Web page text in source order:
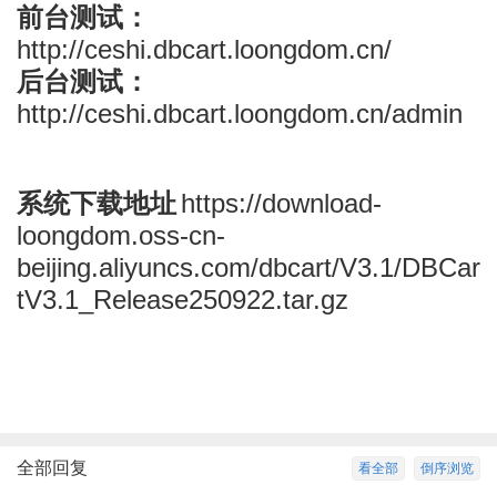
前台测试：
http://ceshi.dbcart.loongdom.cn/
后台测试：
http://ceshi.dbcart.loongdom.cn/admin
系统下载地址https://download-
loongdom.oss-cn-
beijing.aliyuncs.com/dbcart/V3.1/DBCar
tV3.1_Release250922.tar.gz
倒序浏览
看全部
全部回复